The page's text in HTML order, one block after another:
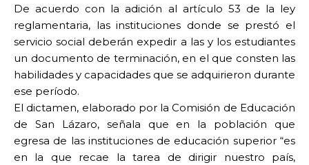
De acuerdo con la adición al artículo 53 de la ley
reglamentaria, las instituciones donde se prestó el
servicio social deberán expedir a las y los estudiantes
un documento de terminación, en el que consten las
habilidades y capacidades que se adquirieron durante
ese período.
El dictamen, elaborado por la Comisión de Educación
de San Lázaro, señala que en la población que
egresa de las instituciones de educación superior “es
en la que recae la tarea de dirigir nuestro país,